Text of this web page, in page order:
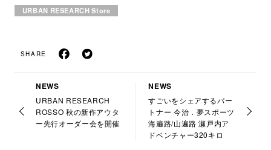
URBAN RESEARCH Store
SHARE
NEWS
URBAN RESEARCH
ROSSO 秋の新作アウタ
ー先行オーダー会を開催
NEWS
すごいをシェアするパー
トナー 今治．夢スポーツ
海遍路/山遍路 瀬戸内ア
ドベンチャー320キロ